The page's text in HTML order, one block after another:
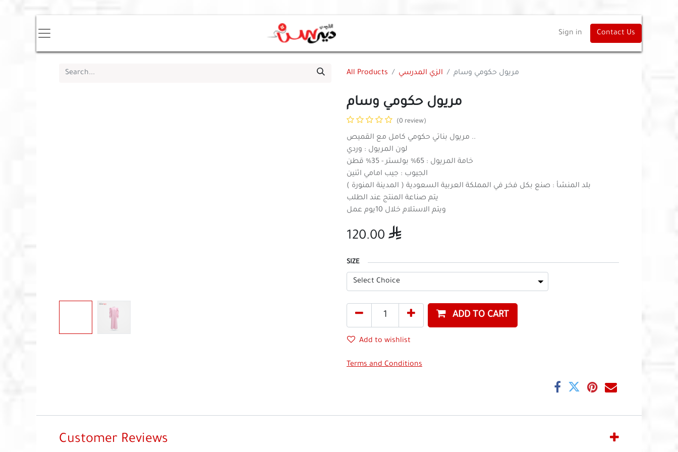
Sign in Contact Us
All Products الزي المدرسي مريول حكومي وسام
مريول حكومي وسام
(0 review)
مريول بناتي حكومي كامل مع القميص ..
لون المريول : وردي
خامة المريول : 65% بولستر - 35% قطن
الجيوب : جيب امامي اثنين
بلد المنشأ : صنع بكل فخر في المملكة العربية السعودية ( المدينة المنورة )
يتم صناعة المنتج عند الطلب
ويتم الاستلام خلال 10يوم عمل
120.00 
SIZE
ADD TO CART
Add to wishlist
Terms and Conditions
Customer Reviews